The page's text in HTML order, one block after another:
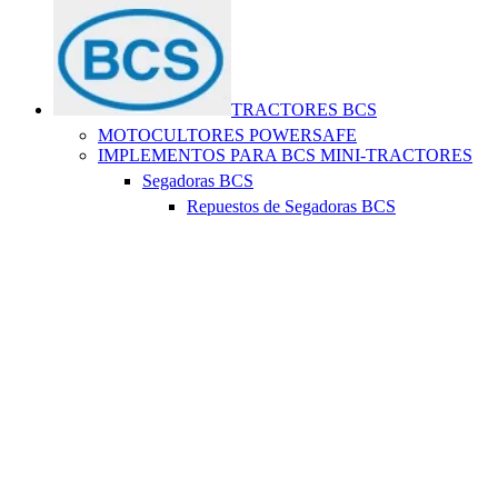
TRACTORES BCS
MOTOCULTORES POWERSAFE
IMPLEMENTOS PARA BCS MINI-TRACTORES
Segadoras BCS
Repuestos de Segadoras BCS